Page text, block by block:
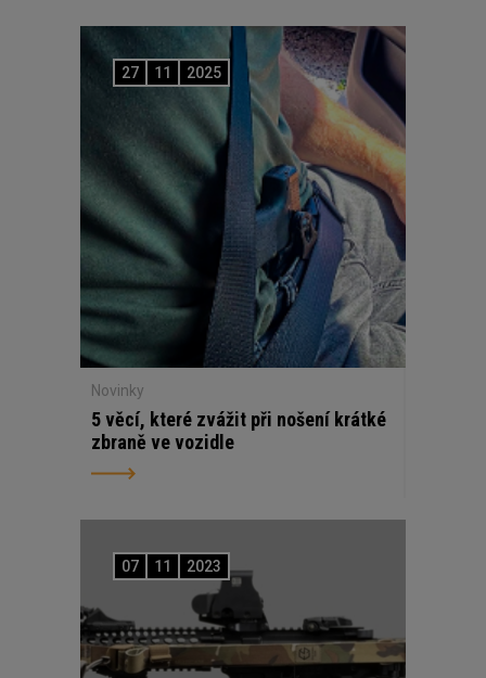
27 11 2025
Novinky
5 věcí, které zvážit při nošení krátké
zbraně ve vozidle
07 11 2023